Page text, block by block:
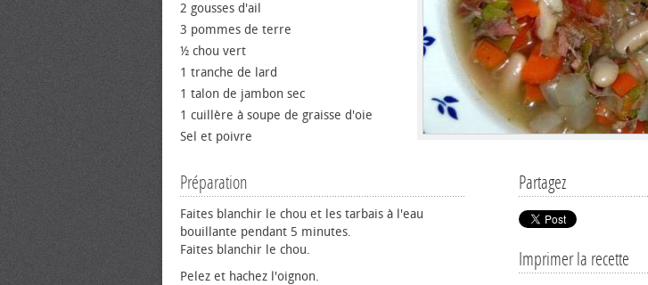
2 gousses d'ail
3 pommes de terre
½ chou vert
1 tranche de lard
1 talon de jambon sec
1 cuillère à soupe de graisse d'oie
Sel et poivre
Partagez
Imprimer la recette
Préparation
Faites blanchir le chou et les tarbais à l'eau
bouillante pendant 5 minutes.
Faites blanchir le chou.
Pelez et hachez l'oignon.